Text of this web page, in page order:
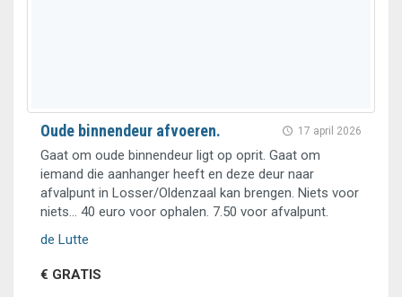
17 april 2026
Oude binnendeur afvoeren.
Gaat om oude binnendeur ligt op oprit. Gaat om
iemand die aanhanger heeft en deze deur naar
afvalpunt in Losser/Oldenzaal kan brengen. Niets voor
niets... 40 euro voor ophalen. 7.50 voor afvalpunt.
de Lutte
€ GRATIS